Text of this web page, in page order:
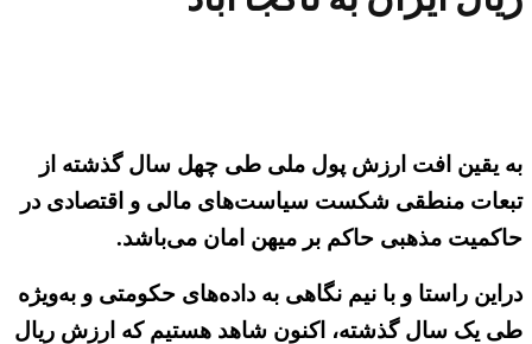
به یقین افت ارزش پول ملی طی چهل سال گذشته از
تبعات منطقی شکست سیاست‌های مالی و اقتصادی در
حاکمیت مذهبی حاکم بر میهن امان می‌باشد.
دراین راستا و با نیم نگاهی به داده‌های حکومتی و به‌ویژه
طی یک سال گذشته، اکنون شاهد هستیم که ارزش ریال